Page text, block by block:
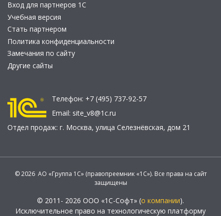
Вход для партнеров 1С
Учебная версия
Стать партнером
Политика конфиденциальности
Замечания по сайту
Другие сайты
Телефон: +7 (495) 737-92-57
Email: site_v8@1c.ru
Отдел продаж: г. Москва, улица Селезнёвская, дом 21
© 2026 АО «Группа 1С» (правопреемник «1С»). Все права на сайт
защищены
© 2011- 2026 ООО «1С-Софт» (о компании).
Исключительное право на технологическую платформу